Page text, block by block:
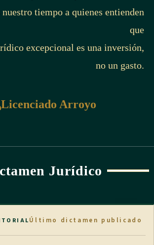
donar
estatales para donar al órgano
de las instituciones involucradas
tiempo a quienes entienden
que
excepcional es una inversión,
no un gasto.
Licenciado Arroyo
Jurídico
Último dictamen publicado